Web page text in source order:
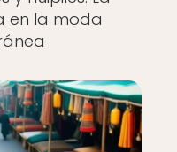
en la moda